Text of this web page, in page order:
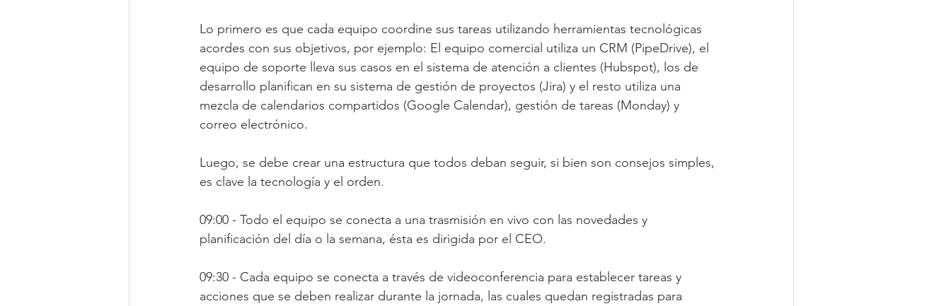
Lo primero es que cada equipo coordine sus tareas utilizando herramientas tecnológicas
acordes con sus objetivos, por ejemplo: El equipo comercial utiliza un CRM (PipeDrive), el
equipo de soporte lleva sus casos en el sistema de atención a clientes (Hubspot), los de
desarrollo planifican en su sistema de gestión de proyectos (Jira) y el resto utiliza una
mezcla de calendarios compartidos (Google Calendar), gestión de tareas (Monday) y
correo electrónico.
Luego, se debe crear una estructura que todos deban seguir, si bien son consejos simples,
es clave la tecnología y el orden.
09:00 - Todo el equipo se conecta a una trasmisión en vivo con las novedades y
planificación del día o la semana, ésta es dirigida por el CEO.
09:30 - Cada equipo se conecta a través de videoconferencia para establecer tareas y
acciones que se deben realizar durante la jornada, las cuales quedan registradas para